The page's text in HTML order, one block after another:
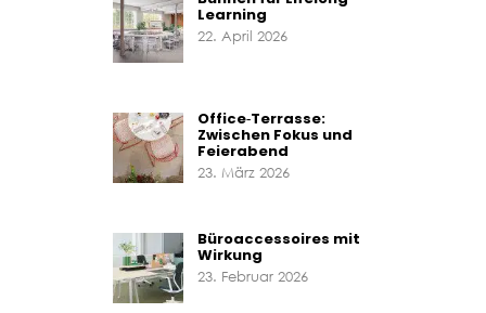
Learning
22. April 2026
Office‑Terrasse:
Zwischen Fokus und
Feierabend
23. März 2026
Büroaccessoires mit
Wirkung
23. Februar 2026